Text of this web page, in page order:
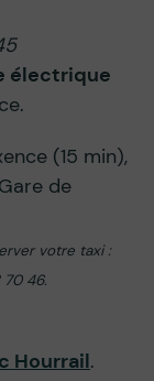
électrique
(15 min),
de
votre taxi :
46.
Hourrail.